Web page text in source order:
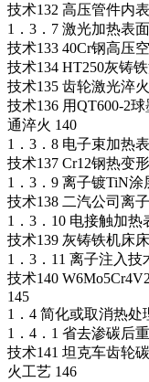
技术132 高压管件内
1．3．7 激光加热表
技术133 40Cr钢高压
技术134 HT250灰铸
技术135 齿轮激光淬
技术136 用QT600-2
通淬火 140
1．3．8 电子束加热
技术137 Cr12钢热变
1．3．9 离子镀TiN涂
技术138 二汽公司离
1．3．10 电接触加热
技术139 灰铸铁机床
1．3．11 离子注入技
技术140
145
1．4 简化或取消热处
1．4．1 省去渗碳后
技术141 坦克车齿轮
火工艺 146